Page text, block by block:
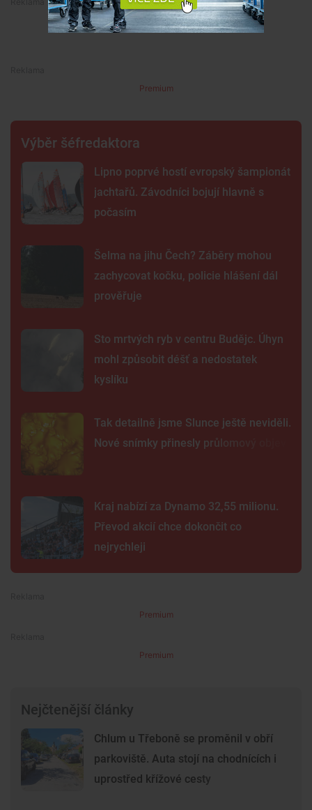
Premium
Premium
Výběr šéfredaktora
Lipno poprvé hostí evropský šampionát
jachtařů. Závodníci bojují hlavně s
počasím
Šelma na jihu Čech? Záběry mohou
zachycovat kočku, policie hlášení dál
prověřuje
Sto mrtvých ryb v centru Budějc. Úhyn
mohl způsobit déšť a nedostatek
kyslíku
Tak detailně jsme Slunce ještě neviděli.
Nové snímky přinesly průlomový objev
Kraj nabízí za Dynamo 32,55 milionu.
Převod akcií chce dokončit co
nejrychleji
Premium
Premium
Nejčtenější články
Chlum u Třeboně se proměnil v obří
parkoviště. Auta stojí na chodnících i
uprostřed křížové cesty